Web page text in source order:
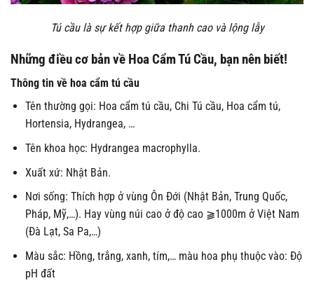
Tú cầu là sự kết hợp giữa thanh cao và lộng lẫy
Những điều cơ bản về Hoa Cẩm Tú Cầu, bạn nên biết!
Thông tin về hoa cẩm tú cầu
Tên thường gọi: Hoa cẩm tú cầu, Chi Tú cầu, Hoa cẩm tú,
Hortensia, Hydrangea, …
Tên khoa học: Hydrangea macrophylla.
Xuất xứ: Nhật Bản.
Nơi sống: Thích hợp ở vùng Ôn Đới (Nhật Bản, Trung Quốc,
Pháp, Mỹ,…). Hay vùng núi cao ở độ cao ⫺1000m ở Việt Nam
(Đà Lạt, Sa Pa,…)
Màu sắc: Hồng, trắng, xanh, tím,… màu hoa phụ thuộc vào: Độ
pH đất